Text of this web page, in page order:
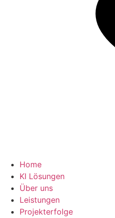
Home
KI Lösungen
Über uns
Leistungen
Projekterfolge